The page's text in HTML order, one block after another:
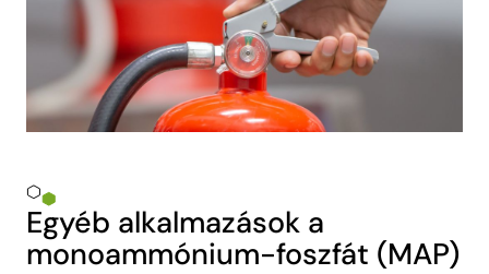
Egyéb alkalmazások a
monoammónium-foszfát (MAP)